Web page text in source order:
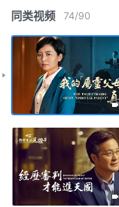
同类视频 74/90